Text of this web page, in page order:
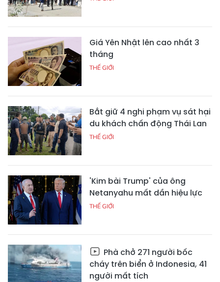
Giá Yên Nhật lên cao nhất 3
tháng
THẾ GIỚI
Bắt giữ 4 nghi phạm vụ sát hại
du khách chấn động Thái Lan
THẾ GIỚI
'Kim bài Trump' của ông
Netanyahu mất dần hiệu lực
THẾ GIỚI
Phà chở 271 người bốc
cháy trên biển ở Indonesia, 41
người mất tích